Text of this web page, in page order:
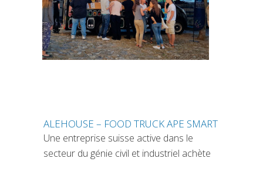
ALEHOUSE – FOOD TRUCK APE SMART
Une entreprise suisse active dans le
secteur du génie civil et industriel achète